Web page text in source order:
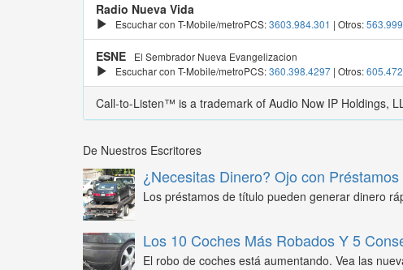
Radio Nueva Vida
Escuchar con T-Mobile/metroPCS:3603.984.301 | Otros:
ESNE
El Sembrador Nueva Evangelizacion
Escuchar con T-Mobile/metroPCS:360.398.4297 | Otros:
Call-to-Listen™ is a trademark of Audio Now IP Holdings,
De Nuestros Escritores
¿Necesitas Dinero? Ojo con
Los préstamos de título pueden generar dinero
Los 10 Coches Más Robados Y 5
El robo de coches está aumentando. Vea las